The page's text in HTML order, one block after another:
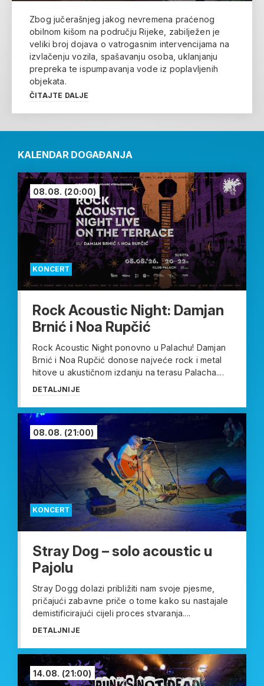
Zbog jučerašnjeg jakog nevremena praćenog
obilnom kišom na području Rijeke, zabilježen je
veliki broj dojava o vatrogasnim intervencijama na
izvlačenju vozila, spašavanju osoba, uklanjanju
prepreka te ispumpavanja vode iz poplavljenih
objekata.
ČITAJTE DALJE
KALENDAR DOGAĐANJA
KONCERT
08.08. (20:00)
Rock Acoustic Night: Damjan
Brnić i Noa Rupčić
Rock Acoustic Night ponovno u Palachu! Damjan
Brnić i Noa Rupčić donose najveće rock i metal
hitove u akustičnom izdanju na terasu Palacha....
DETALJNIJE
KONCERT
08.08. (21:00)
Stray Dog – solo acoustic u
Pajolu
Stray Dogg dolazi približiti nam svoje pjesme,
pričajući zabavne priče o tome kako su nastajale
demistificirajući cijeli proces stvaranja....
DETALJNIJE
14.08. (21:00)